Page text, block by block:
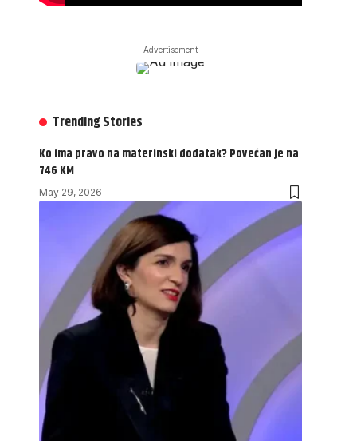
- Advertisement -
Trending Stories
Ko ima pravo na materinski dodatak? Povećan je na
746 KM
May 29, 2026